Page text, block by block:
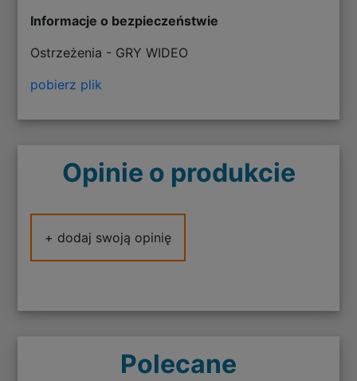
Informacje o bezpieczeństwie
Ostrzeżenia - GRY WIDEO
pobierz plik
Opinie o produkcie
+ dodaj swoją opinię
Polecane